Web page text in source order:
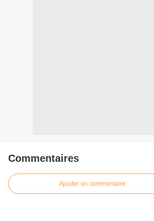
Commentaires
Ajouter un commentaire